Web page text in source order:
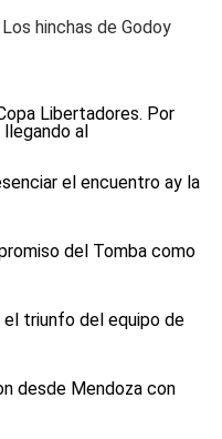
Los hinchas de Godoy
Libertadores. Por
al
el encuentro ay la
del Tomba como
triunfo del equipo de
desde Mendoza con